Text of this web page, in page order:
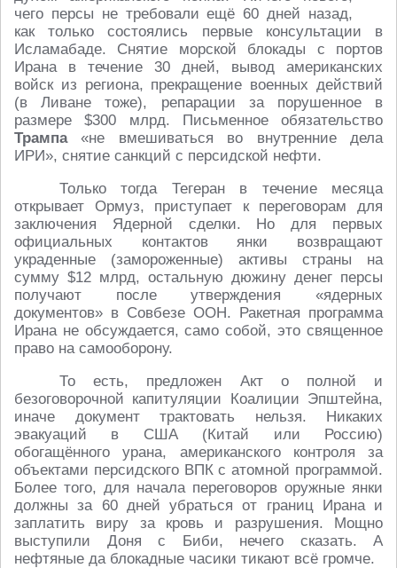
чего персы не требовали ещё 60 дней назад,
как только состоялись первые консультации в
Исламабаде. Снятие морской блокады с портов
Ирана в течение 30 дней, вывод американских
войск из региона, прекращение военных действий
(в Ливане тоже), репарации за порушенное в
размере $300 млрд. Письменное обязательство
Трампа«не вмешиваться во внутренние дела
ИРИ», снятие санкций с персидской нефти.
Только тогда Тегеран в течение месяца
открывает Ормуз, приступает к переговорам для
заключения Ядерной сделки. Но для первых
официальных контактов янки возвращают
украденные (замороженные) активы страны на
сумму $12 млрд, остальную дюжину денег персы
получают после утверждения «ядерных
документов» в Совбезе ООН. Ракетная программа
Ирана не обсуждается, само собой, это священное
право на самооборону.
То есть, предложен Акт о полной и
безоговорочной капитуляции Коалиции Эпштейна,
иначе документ трактовать нельзя. Никаких
эвакуаций в США (Китай или Россию)
обогащённого урана, американского контроля за
объектами персидского ВПК с атомной программой.
Более того, для начала переговоров оружные янки
должны за 60 дней убраться от границ Ирана и
заплатить виру за кровь и разрушения. Мощно
выступили Доня с Биби, нечего сказать. А
нефтяные да блокадные часики тикают всё громче.